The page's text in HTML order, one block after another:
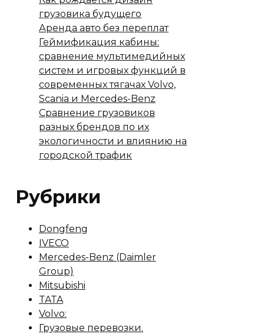
грузовика будущего
Аренда авто без переплат
Геймификация кабины:
сравнение мультимедийных
систем и игровых функций в
современных тягачах Volvo,
Scania и Mercedes-Benz
Сравнение грузовиков
разных брендов по их
экологичности и влиянию на
городской трафик
Рубрики
Dongfeng
IVECO
Mercedes-Benz (Daimler
Group)
Mitsubishi
TATA
Volvo:
Грузовые перевозки.